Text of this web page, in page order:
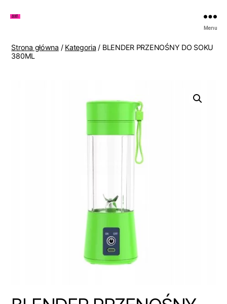
Lenki
Menu
Strona główna / Kategoria / BLENDER PRZENOŚNY DO SOKU
380ML